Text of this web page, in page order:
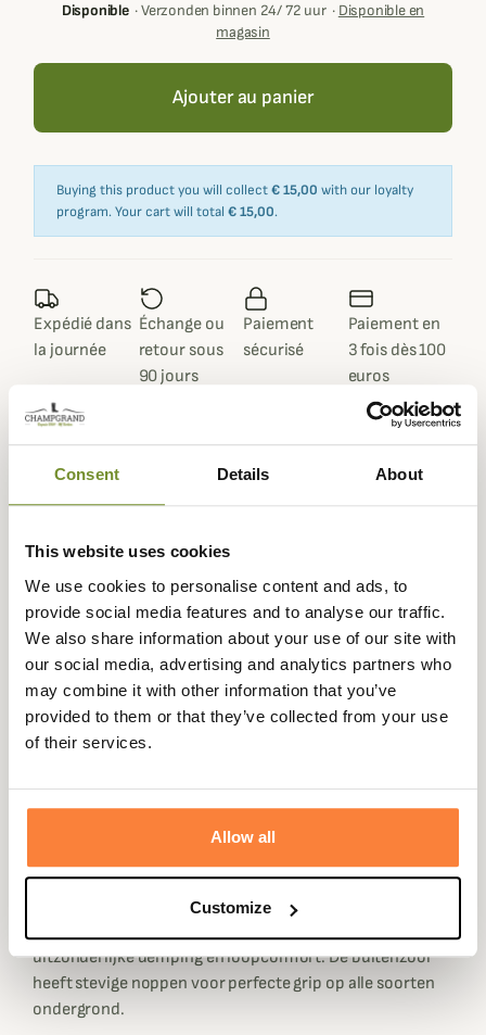
Consent Details About
This website uses cookies
We use cookies to personalise content and ads, to
provide social media features and to analyse our traffic.
We also share information about your use of our site with
our social media, advertising and analytics partners who
may combine it with other information that you’ve
provided to them or that they’ve collected from your use
of their services.
Allow all
Customize
Disponible·Verzonden binnen 24/ 72 uur· Disponible en
magasin
Ajouter au panier
Buying this product you will collect€ 15,00 with our loyalty
program. Your cart will total € 15,00.
Expédié dans
la journée
Échange ou
retour sous
90 jours
Paiement
sécurisé
Paiement en
3 fois dès 100
euros
Ariatbrengt je deze prachtige dameslaarzen van Belford
leer.
Deze hoogwaardige Ariat laarzen zijn gemaakt van een
mix van generfd en glad volnerfleer voor een unieke en
elegante look.
De Belford laarzen zijn volledig gevoerd met een
waterdicht en ademend GORE-TEX membraan en zijn
een gerust hart kunt trotseren.
Deze Ariat laarzen zijn echte outdoorlaarzen die rubberen
thermisch comfort en comfort aan de zool. Geen koude
of pijnlijke voeten meer: dankzij Ariat's befaamde ATS
uitzonderlijke demping en loopcomfort. De buitenzool
heeft stevige noppen voor perfecte grip op alle soorten
ondergrond.